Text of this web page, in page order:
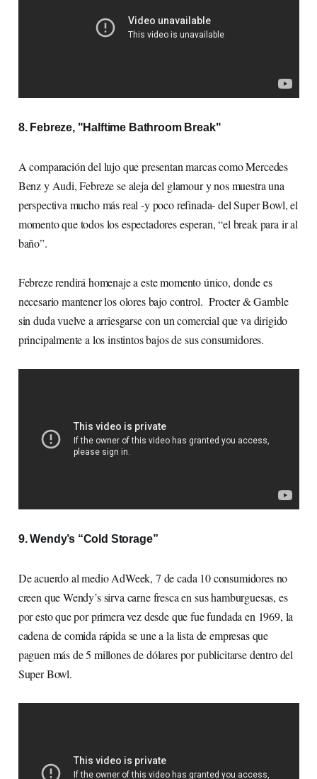
8. Febreze, "Halftime Bathroom Break"
A comparación del lujo que presentan marcas como Mercedes
Benz y Audi, Febreze se aleja del glamour y nos muestra una
perspectiva mucho más real -y poco refinada- del Super Bowl, el
momento que todos los espectadores esperan, “el break para ir al
baño”.
Febreze rendirá homenaje a este momento único, donde es
necesario mantener los olores bajo control. Procter & Gamble
sin duda vuelve a arriesgarse con un comercial que va dirigido
principalmente a los instintos bajos de sus consumidores.
9. Wendy’s “Cold Storage”
De acuerdo al medio AdWeek, 7 de cada 10 consumidores no
creen que Wendy’s sirva carne fresca en sus hamburguesas, es
por esto que por primera vez desde que fue fundada en 1969, la
cadena de comida rápida se une a la lista de empresas que
paguen más de 5 millones de dólares por publicitarse dentro del
Super Bowl.